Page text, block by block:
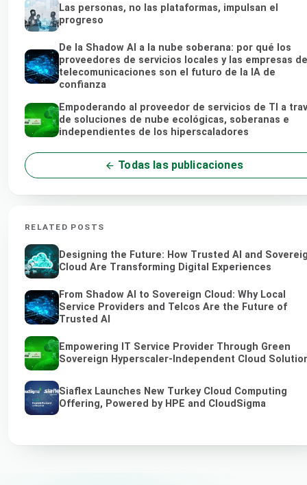
Las personas, no las plataformas, impulsan el
progreso
De la Shadow AI a la nube soberana: por qué los
proveedores de servicios locales y las empresas de
telecomunicaciones son el futuro de la IA de
confianza
Empoderando al proveedor de servicios de TI a
de soluciones de nube ecológicas, soberanas e
independientes de los hiperscaladores
Todas las publicaciones
RELATED POSTS
Designing the Future: How Trusted AI and
Cloud Are Transforming Digital Experiences
From Shadow AI to Sovereign Cloud: Why Local
Service Providers and Telcos Are the Future of
Trusted AI
Empowering IT Service Provider Through Green
Sovereign Hyperscaler-Independent Cloud
Siaflex Launches New Turkey Cloud Computing
Offering, Powered by HPE and CloudSigma